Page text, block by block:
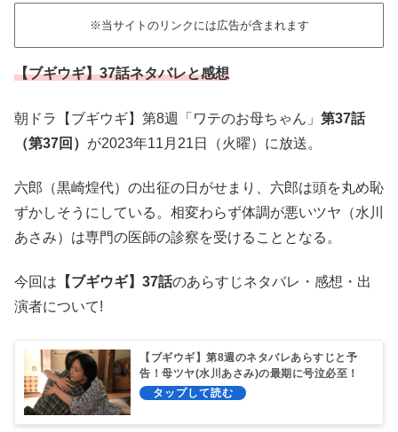
※当サイトのリンクには広告が含まれます
【ブギウギ】37話ネタバレと感想
朝ドラ【ブギウギ】第8週「ワテのお母ちゃん」 第37話
（第37回） が2023年11月21日（火曜）に放送。
六郎（黒崎煌代）の出征の日がせまり、六郎は頭を丸め恥
ずかしそうにしている。相変わらず体調が悪いツヤ（水川
あさみ）は専門の医師の診察を受けることとなる。
今回は 【ブギウギ】37話のあらすじネタバレ・感想・出
演者について!
【ブギウギ】第8週のネタバレあらすじと予
告！母ツヤ(水川あさみ)の最期に号泣必至！